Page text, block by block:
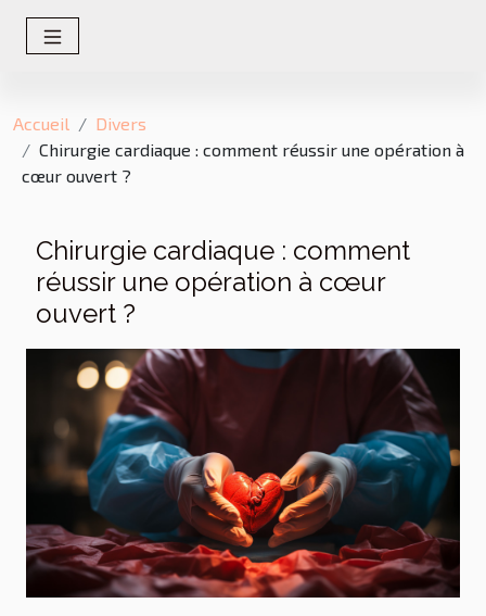
Accueil
Divers
Chirurgie cardiaque : comment réussir une opération à
cœur ouvert ?
Chirurgie cardiaque : comment
réussir une opération à cœur
ouvert ?